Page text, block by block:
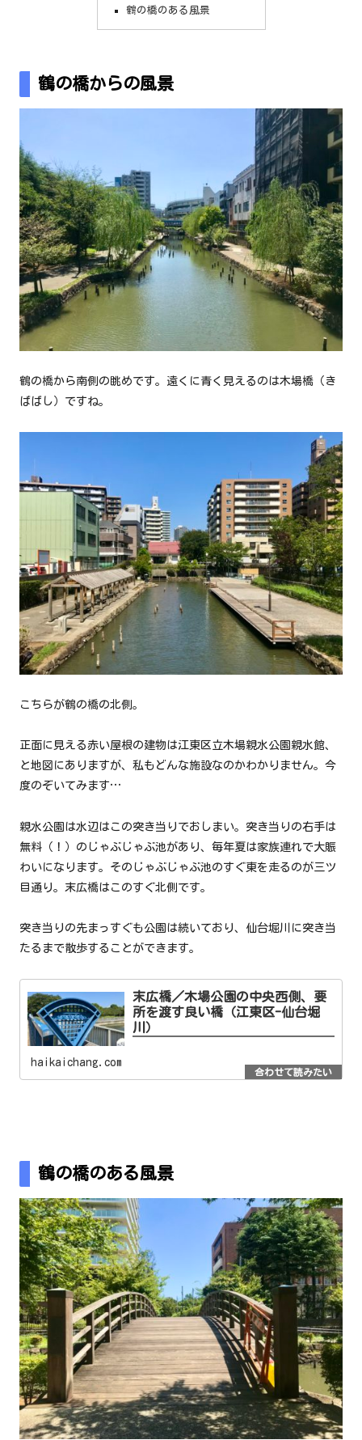
鶴の橋のある風景
鶴の橋からの風景
鶴の橋から南側の眺めです。遠くに青く見えるのは木場橋（き
ばばし）ですね。
こちらが鶴の橋の北側。
正面に見える赤い屋根の建物は江東区立木場親水公園親水館、
と地図にありますが、私もどんな施設なのかわかりません。今
度のぞいてみます…
親水公園は水辺はこの突き当りでおしまい。突き当りの右手は
無料（！）のじゃぶじゃぶ池があり、毎年夏は家族連れで大賑
わいになります。そのじゃぶじゃぶ池のすぐ東を走るのが三ツ
目通り。末広橋はこのすぐ北側です。
突き当りの先まっすぐも公園は続いており、仙台堀川に突き当
たるまで散歩することができます。
末広橋／木場公園の中央西側、要
所を渡す良い橋（江東区-仙台堀
川）
haikaichang.com
鶴の橋のある風景